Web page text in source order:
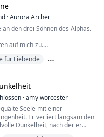
als Geliebte wahrgenommen
Bruder Apollo, ihn zu ihrem
Da ihr Bruder sie über alles
·Aurora Archer
an den drei Söhnen des Alphas.
auf mich zu.
Haar ihres Vaters, stumpf
mich zu umkreisen, wie Tiere,
hatten und nun nur
und dann gehörst du uns,“
für Liebende
·amy worcester
Seele mit einer
Er verliert langsam den
Dunkelheit, nach der er